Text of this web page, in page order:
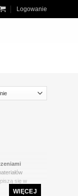
Logowanie
się w
WIĘCEJ